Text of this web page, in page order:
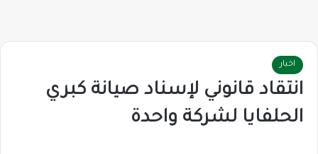
اخبار
انتقاد قانوني لإسناد صيانة كبري
الحلفايا لشركة واحدة